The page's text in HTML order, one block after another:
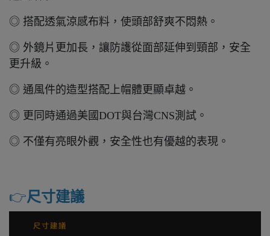
◎ 搭配透氣涼感布料，使頭部舒爽不悶熱。
◎ 外鏡片更加長，讓防護從面部延伸到頸部，安全
更升級。
◎ 通風件的造型搭配上帽體更顯卓越。
◎ 更同時通過美國DOT與台灣CNS測試。
◎ 不僅有亮眼外觀，安全性也有優越的表現。
👉️尺寸建議